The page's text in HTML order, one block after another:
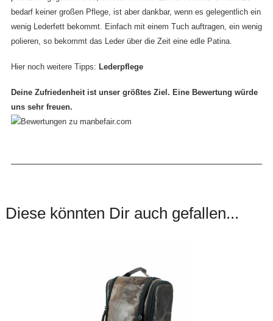
bedarf keiner großen Pflege, ist aber dankbar, wenn es gelegentlich ein
wenig Lederfett bekommt. Einfach mit einem Tuch auftragen, ein wenig
polieren, so bekommt das Leder über die Zeit eine edle Patina.
Hier noch weitere Tipps: Lederpflege
Deine Zufriedenheit ist unser größtes Ziel. Eine Bewertung würde
uns sehr freuen.
Diese könnten Dir auch gefallen...